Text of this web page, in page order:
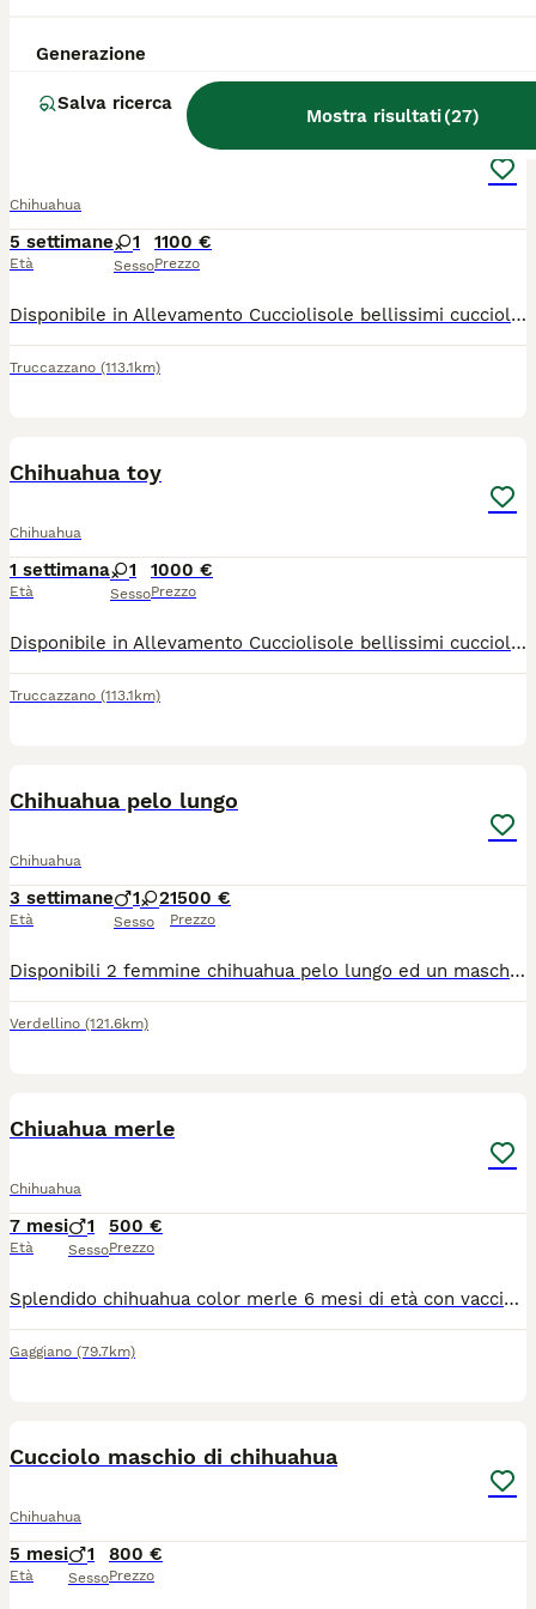
Generazione
Salva ricerca
Mostra risultati(27)
Chihuahua toy femmina
Chihuahua
5 settimane
Età
1
Sesso
1100 €
Prezzo
Disponibile in Allevamento Cucciolisole bellissimi cuccioli di chihuahua si vari colori che si consegnano DI PERSONA in tutta ITALIA dal 20 agosto in poi. I cuccioli avranno doppia sverminazione, primo e secondo vaccino, libretto sanitario e visita veterinaria, microchip con relativo passaggio di proprietà, pedigree Enci e trattamento antiparassitario. Saranno abituati all'uso della traversina igienica e socializzati con altri cani e gatti. Crescono in famiglia giocando con bambini... Allevamento CUCCIOLISOLE anche whatapp
Truccazzano (113.1km)
Chihuahua toy
Chihuahua
1 settimana
Età
1
Sesso
1000 €
Prezzo
Disponibile in Allevamento Cucciolisole bellissimi cuccioli di chihuahua si vari colori che si consegnano DI PERSONA in tutta ITALIA dal 20 agosto in poi. I cuccioli avranno doppia sverminazione, primo e secondo vaccino, libretto sanitario e visita veterinaria, microchip con relativo passaggio di proprietà, pedigree Enci e trattamento antiparassitario. Saranno abituati all'uso della traversina igienica e socializzati con altri cani e gatti. Crescono in famiglia giocando con bambini... Allevamento CUCCIOLISOLE anche whatapp
Truccazzano (113.1km)
Chihuahua pelo lungo
Chihuahua
3 settimane
Età
1 2
Sesso
1500 €
Prezzo
Disponibili 2 femmine chihuahua pelo lungo ed un maschietto taglia mini verranno consegnati completi di ciclo vermifugo trattamento antiparassitario vaccino microchip certificato medico libretto sanitario iscrizione anagrafe canina passaggio di proprietà kit cucciolo pedigree enci genitori visibili entrambi solo persone responsabili
Verdellino (121.6km)
Chiuahua merle
Chihuahua
7 mesi
Età
1
Sesso
500 €
Prezzo
Splendido chihuahua color merle 6 mesi di età con vaccinazioni fatte maschio molto docile e affettuoso!
Gaggiano (79.7km)
Cucciolo maschio di chihuahua
Chihuahua
5 mesi
Età
1
Sesso
800 €
Prezzo